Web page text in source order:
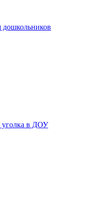
дошкольников
уголка в ДОУ